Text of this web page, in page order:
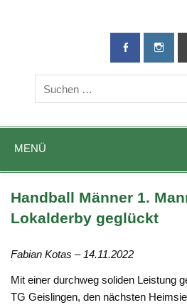
DIE Sportadresse in Geislingen!
MENÜ
Handball Männer 1.
Lokalderby geglückt
Fabian Kotas – 14.11.2022
Mit einer durchweg soliden Leistung
TG Geislingen, den nächsten